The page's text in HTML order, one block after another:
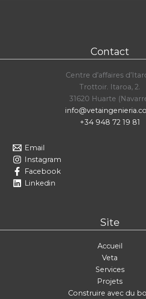
Contact
Centre d’affaires
Trottoir. Itaroa, 2.
31620 Huarte
+34 948 72 19 81
Email
Instagram
Facebook
Linkedin
Site
Accueil
Veta
Services
Projets
Construire avec du